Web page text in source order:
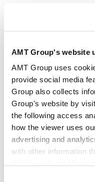
AMT Group's website
AMT Group uses
provide social media
Group also collects
Group's website by
the following access
how the viewer uses
advertising and
with other information
The
(2026